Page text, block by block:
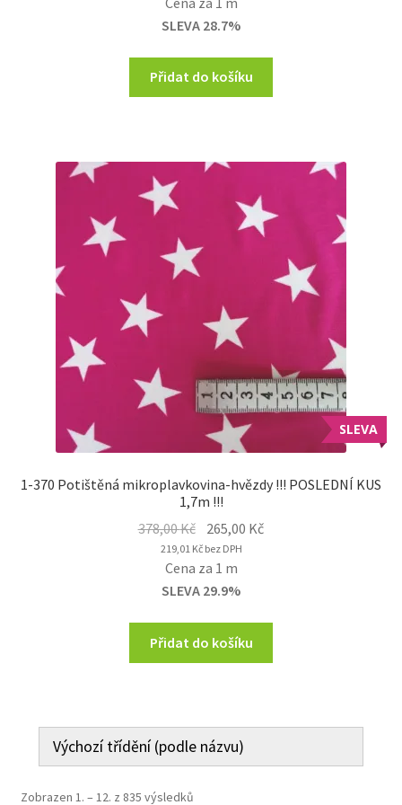
was:
265,00 Kč.
SLEVA 28.7%
Přidat do košíku
SLEVA
1-370 Potištěná mikroplavkovina-hvězdy !!! POSLEDNÍ KUS
1,7m !!!
378,00Kč Original
price
was:
378,00 Kč.
265,00 KčCurrent
219,01 Kčbez DPH
Cena za 1 m
SLEVA 29.9%
Přidat do košíku
Zobrazen 1. – 12. z 835 výsledků